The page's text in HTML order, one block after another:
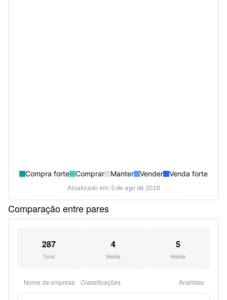
Compra forte Comprar Manter Vender Venda forte
Atualizado em: 5 de ago de 2026
Comparação entre pares
287
Total
4
Média
5
Média
Nome da empresa Classificações Analistas